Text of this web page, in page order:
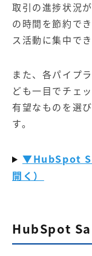
取引の進捗状況
の時間を節約で
ス活動に集中でき
また、各パイプ
ども一目でチェ
有望なものを選
す。
▼HubSpot
開く）
HubSpot